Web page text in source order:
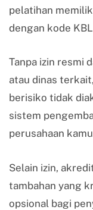
pelatihan
dengan kode
Tanpa izin resmi
atau dinas
berisiko tidak
sistem
perusahaan
Selain izin,
tambahan yang
opsional bagi